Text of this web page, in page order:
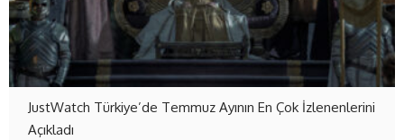
JustWatch Türkiye’de Temmuz Ayının En Çok İzlenenlerini
Açıkladı